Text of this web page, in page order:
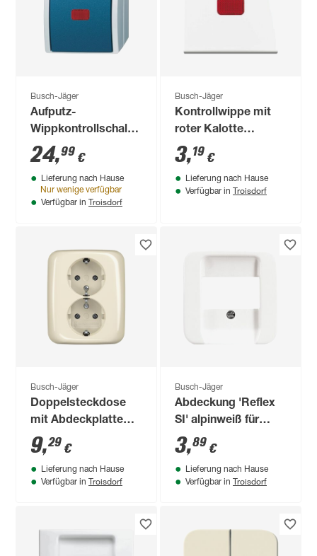
Busch-Jäger
Aufputz-
Wippkontrollschalter
'Ocean'
grau/blaugrün mit
Heizungslabel
24,99 €
Lieferung nach Hause
Nur wenige verfügbar
Verfügbar in Troisdorf
Busch-Jäger
Kontrollwippe mit
roter Kalotte
'Balance SI'
alpinweiß
3,19 €
Lieferung nach Hause
Verfügbar in Troisdorf
Busch-Jäger
Doppelsteckdose
mit Abdeckplatte
cremeweiß
9,29 €
Lieferung nach Hause
Verfügbar in Troisdorf
Busch-Jäger
Abdeckung 'Reflex
SI' alpinweiß für
TAE-Dose
3,89 €
Lieferung nach Hause
Verfügbar in Troisdorf